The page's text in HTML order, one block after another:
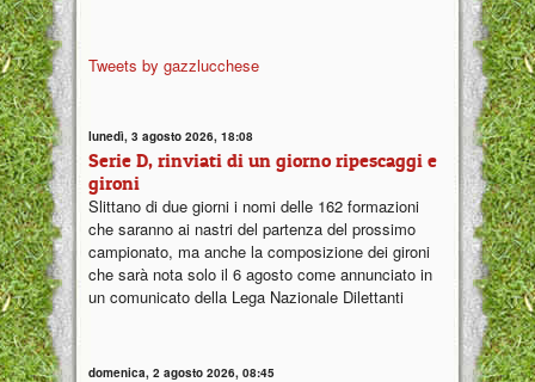
Tweets by gazzlucchese
lunedì, 3 agosto 2026, 18:08
Serie D, rinviati di un giorno ripescaggi e
gironi
Slittano di due giorni i nomi delle 162 formazioni
che saranno ai nastri del partenza del prossimo
campionato, ma anche la composizione dei gironi
che sarà nota solo il 6 agosto come annunciato in
un comunicato della Lega Nazionale Dilettanti
domenica, 2 agosto 2026, 08:45